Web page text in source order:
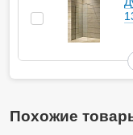
Похожие